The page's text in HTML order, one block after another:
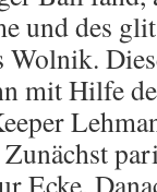
und des
Wolnik.
mit Hilfe
Ecke.